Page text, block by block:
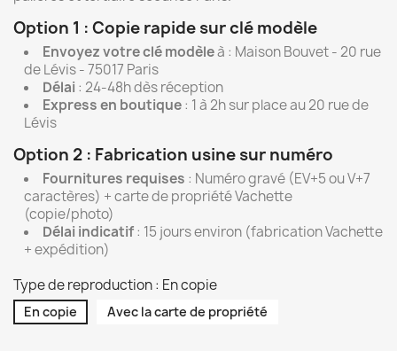
Option 1 : Copie rapide sur clé modèle
Envoyez votre clé modèleà : Maison Bouvet - 20 rue
de Lévis - 75017 Paris
Délai : 24-48h dès réception
Express en boutique: 1 à 2h sur place au 20 rue de
Lévis
Option 2 : Fabrication usine sur numéro
Fournitures requises : Numéro gravé (EV+5 ou V+7
caractères) + carte de propriété Vachette
(copie/photo)
Délai indicatif: 15 jours environ (fabrication Vachette
+ expédition)
Type de reproduction : En copie
En copie Avec la carte de propriété